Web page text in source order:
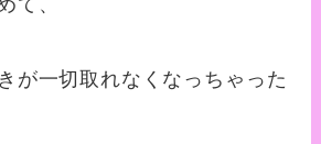
て、
が一切取れなくなっちゃった